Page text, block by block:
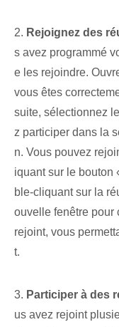
2. Rejoignez des
s avez programmé
e les rejoindre.
vous êtes
suite, sélectionnez
z participer dans la
n. Vous pouvez
iquant sur le bouton
ble-cliquant sur la
ouvelle fenêtre pour
rejoint, vous
t.
3. Participer à des
us avez rejoint